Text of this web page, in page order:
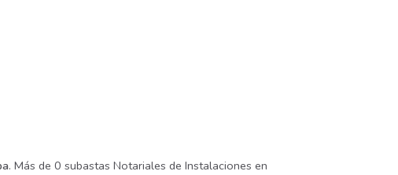
. Más de 0 subastas Notariales de Instalaciones en